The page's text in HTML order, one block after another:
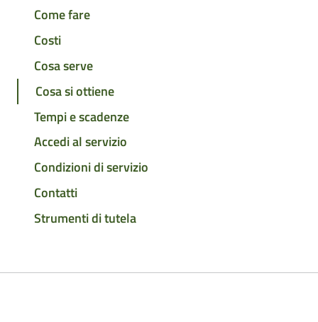
Come fare
Costi
Cosa serve
Cosa si ottiene
Tempi e scadenze
Accedi al servizio
Condizioni di servizio
Contatti
Strumenti di tutela